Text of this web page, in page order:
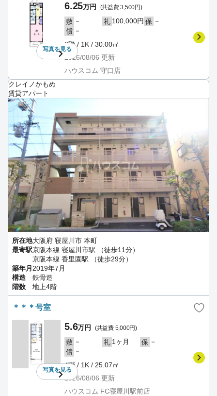
写真を見る
6.25万円 (共益費 3,500円)
敷 － 礼 100,000円 保 －
償 －
3階 / 1K / 30.00㎡
2026/08/06 更新
ハウスコム 守口店
クレイノかもめ
賃貸アパート
所在地大阪府 寝屋川市 本町
最寄駅京阪本線 寝屋川市駅 （徒歩11分）
京阪本線 香里園駅 （徒歩29分）
築年月 2019年7月
構造
鉄骨造
階数
地上4階
＊＊＊号室
写真を見る
5.6万円 (共益費 5,000円)
敷 － 礼 1ヶ月 保 －
償 －
4階 / 1K / 25.07㎡
2026/08/06 更新
ハウスコム FC寝屋川駅前店